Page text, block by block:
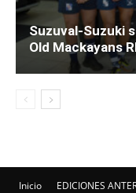
Suzuval-Suzuki
Old Mackayans
Inicio EDICIONES